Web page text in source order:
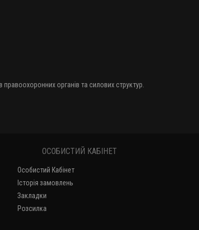
правоохоронних органів та силових структур.
ОСОБИСТИЙ КАБІНЕТ
Особистий Кабінет
Історія замовлень
Закладки
Розсилка